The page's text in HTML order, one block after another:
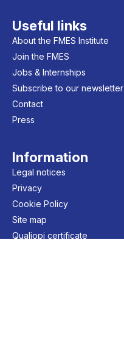
Useful links
About the FMES Institute
Join the FMES
Jobs & Internships
Subscribe to our newsletter
Contact
Press
Information
Legal notices
Privacy
Cookie Policy
Site map
Qualiopi certificate